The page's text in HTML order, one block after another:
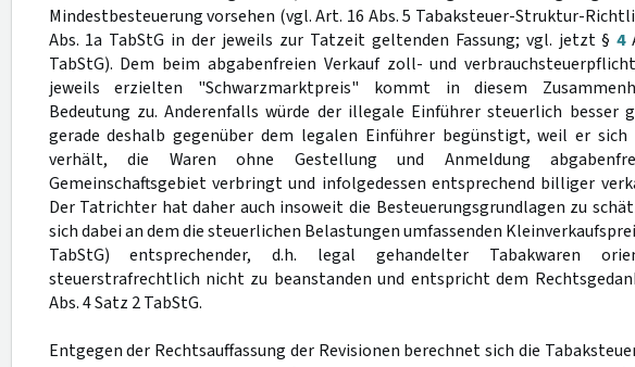
Mindestbesteuerung vorsehen (vgl. Art. 16 Abs. 5 Tabaksteuer-Struktur-
Abs. 1a TabStG in der jeweils zur Tatzeit geltenden Fassung; vgl. jetzt §4
TabStG). Dem beim abgabenfreien Verkauf zoll- und
jeweils erzielten "Schwarzmarktpreis" kommt in diesem
Bedeutung zu. Anderenfalls würde der illegale Einführer steuerlich besser
gerade deshalb gegenüber dem legalen Einführer begünstigt, weil er sich
verhält, die Waren ohne Gestellung und Anmeldung
Gemeinschaftsgebiet verbringt und infolgedessen entsprechend billiger
Der Tatrichter hat daher auch insoweit die Besteuerungsgrundlagen zu
sich dabei an dem die steuerlichen Belastungen umfassenden
TabStG) entsprechender, d.h. legal gehandelter Tabakwaren
steuerstrafrechtlich nicht zu beanstanden und entspricht dem
Abs. 4 Satz 2 TabStG.
Entgegen der Rechtsauffassung der Revisionen berechnet sich die